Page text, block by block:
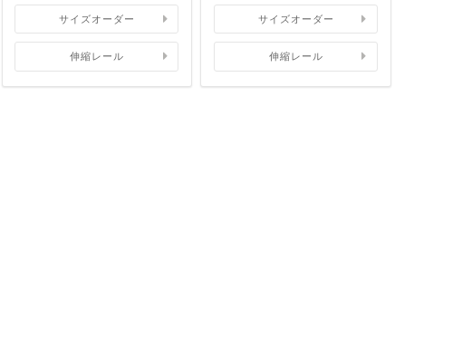
サイズオーダー
伸縮レール
サイズオーダー
伸縮レール